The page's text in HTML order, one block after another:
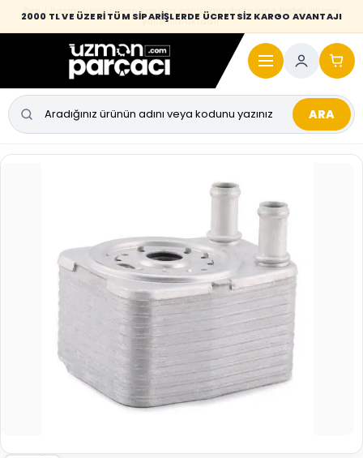
2000 TL VE ÜZERİ TÜM SİPARİŞLERDE ÜCRETSİZ KARGO AVANTAJI
Desi / hacim sınırını aşan kaporta parçalarında taşıma bedeli alıcıya
yansıtılmaktadır.
ARA